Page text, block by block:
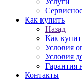
Как купить
Назад
Как
Условия
Условия
Гарантия
Контакты